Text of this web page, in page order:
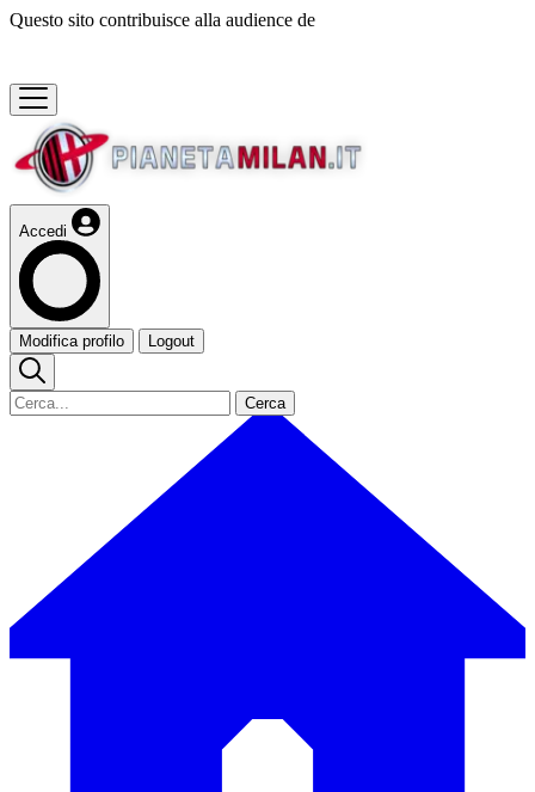
Questo sito contribuisce alla audience de
Accedi
Modifica profilo Logout
Cerca